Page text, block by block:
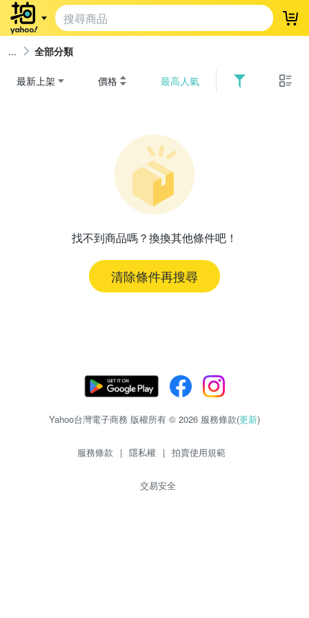
登
全部分類
最新上架 價格 最高人氣
找不到商品嗎？換換其他條件吧！
清除條件再搜尋
Yahoo台灣電子商務 版權所有 © 2026 服務條款(更新)
服務條款 | 隱私權 | 拍賣使用規範
交易安全